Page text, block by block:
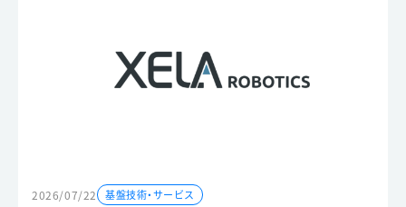
筆すべきです。
加えて、豊富な技術シーズ群に加え、製造業・ロボティクス
た。
2026/07/22 基盤技術・サービス